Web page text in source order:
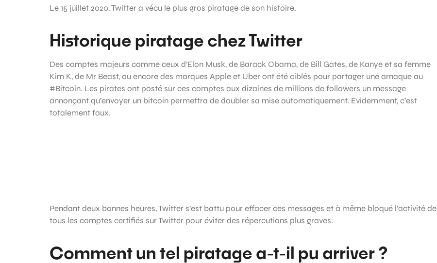
Le 15 juillet 2020, Twitter a vécu le plus gros piratage de son histoire.
Historique piratage chez Twitter
Des comptes majeurs comme ceux d’Elon Musk, de Barack Obama, de Bill Gates, de Kanye et sa femme
Kim K, de Mr Beast, ou encore des marques Apple et Uber ont été ciblés pour partager une arnaque au
#Bitcoin. Les pirates ont posté sur ces comptes aux dizaines de millions de followers un message
annonçant qu’envoyer un bitcoin permettra de doubler sa mise automatiquement. Evidemment, c’est
totalement faux.
Pendant deux bonnes heures, Twitter s’est battu pour effacer ces messages et à même bloqué l’activité de
tous les comptes certifiés sur Twitter pour éviter des répercutions plus graves.
Comment un tel piratage a-t-il pu arriver ?